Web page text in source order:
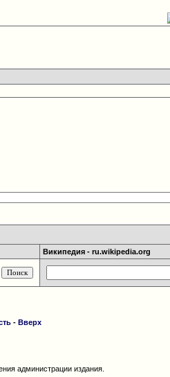
Википедия - ru.wikipedia.org
- Вверх
администрации издания.